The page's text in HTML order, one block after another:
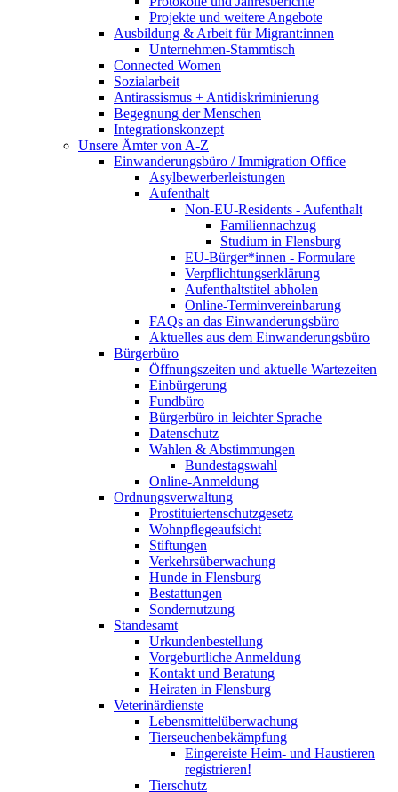
Projekte und weitere Angebote
Ausbildung & Arbeit für Migrant:innen
Unternehmen-Stammtisch
Connected Women
Sozialarbeit
Antirassismus + Antidiskriminierung
Begegnung der Menschen
Integrationskonzept
Unsere Ämter von A-Z
Einwanderungsbüro / Immigration Office
Asylbewerberleistungen
Aufenthalt
Non-EU-Residents - Aufenthalt
Familiennachzug
Studium in Flensburg
EU-Bürger*innen - Formulare
Verpflichtungserklärung
Aufenthaltstitel abholen
Online-Terminvereinbarung
FAQs an das Einwanderungsbüro
Aktuelles aus dem Einwanderungsbüro
Bürgerbüro
Öffnungszeiten und aktuelle Wartezeiten
Einbürgerung
Fundbüro
Bürgerbüro in leichter Sprache
Datenschutz
Wahlen & Abstimmungen
Bundestagswahl
Online-Anmeldung
Ordnungsverwaltung
Prostituiertenschutzgesetz
Wohnpflegeaufsicht
Stiftungen
Verkehrsüberwachung
Hunde in Flensburg
Bestattungen
Sondernutzung
Standesamt
Urkundenbestellung
Vorgeburtliche Anmeldung
Kontakt und Beratung
Heiraten in Flensburg
Veterinärdienste
Lebensmittelüberwachung
Tierseuchenbekämpfung
Eingereiste Heim- und Haustieren
registrieren!
Tierschutz